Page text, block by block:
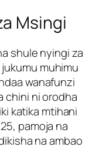
Msingi
shule nyingi za
muhimu
wanafunzi
chini ni orodha
katika mtihani
pamoja na
na ambao